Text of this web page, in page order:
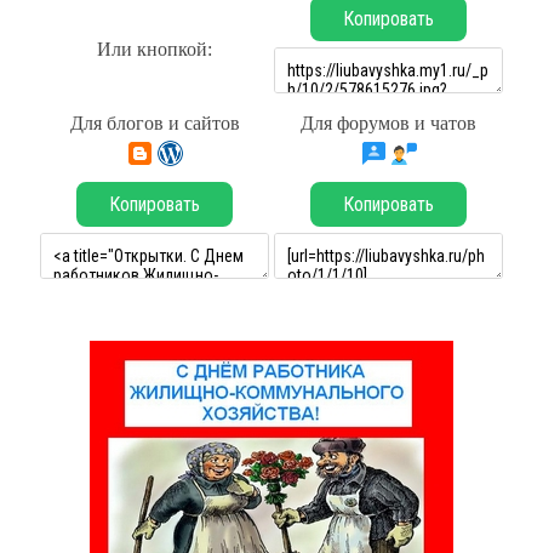
Или кнопкой:
Копировать
Для блогов и сайтов Для форумов и чатов
Копировать Копировать